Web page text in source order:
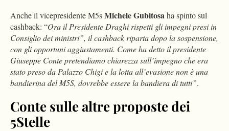
Anche il vicepresidente M5sMichele Gubitosa ha spinto sul
cashback: “Ora il Presidente Draghi rispetti gli impegni presi in
Consiglio dei ministri”, il cashback riparta dopo la sospensione,
con gli opportuni aggiustamenti. Come ha detto il presidente
Giuseppe Conte pretendiamo chiarezza sull’impegno che era
stato preso da Palazzo Chigi e la lotta all’evasione non è una
bandierina del M5S, dovrebbe essere la bandiera di tutti”.
Conte sulle altre proposte dei
5Stelle